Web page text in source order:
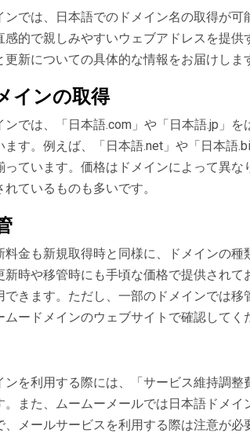
ンでは、日本語でのドメイン名の取得が
感的で親しみやすいウェブアドレスを提
更新についての具体的な情報をお届けしま
インの取得
ンでは、「日本語.com」や「日本語.jp」
ます。例えば、「日本語.net」や「日本語
っています。価格はドメインによって異
ているものも多いです。
料金も新規取得時と同様に、ドメインの
新時や移管時にも手頃な価格で提供され
できます。ただし、一部のドメインでは
ードメインのウェブサイトで確認してく
ンを利用する際には、「サービス維持調
。また、ムームーメールでは日本語ドメ
メールサービスを利用する際は注意が必